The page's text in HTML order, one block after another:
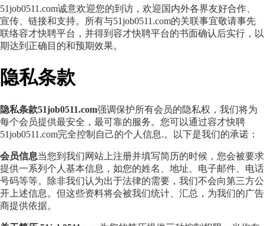
51job0511.com诚意欢迎您的到访，欢迎国内外各界友好合作、
宣传、链接和支持。所有与51job0511.com的关联事宜敬请事先
联络容才快聘平台，并得到容才快聘平台的书面确认后实行，以
期达到正确目的和预期效果。
隐私条款
隐私条款51job0511.com强调保护所有会员的隐私权，我们将为
每个会员提供最安全，最可靠的服务。您可以通过容才快聘
51job0511.com完全控制自己的个人信息.。以下是我们的承诺：
会员信息当您到我们网站上注册并填写简历的时候，您会被要求
提供一系列个人基本信息，如您的姓名、地址、电子邮件、电话
号码等等。除非我们认为出于法律的需要，我们不会向第三方公
开上述信息。但这些资料将会被我们统计、汇总，为我们的广告
商提供依据。